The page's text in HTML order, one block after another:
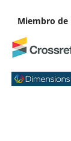
Miembro de